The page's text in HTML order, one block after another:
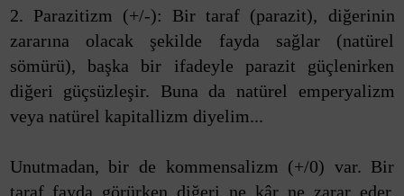
2. Parazitizm (+/-): Bir taraf (parazit), diğerinin
zararına olacak şekilde fayda sağlar (natürel
sömürü), başka bir ifadeyle parazit güçlenirken
diğeri güçsüzleşir. Buna da natürel emperyalizm
veya natürel kapitallizm diyelim...
Unutmadan, bir de kommensalizm (+/0) var. Bir
taraf fayda görürken diğeri ne kâr ne zarar eder.